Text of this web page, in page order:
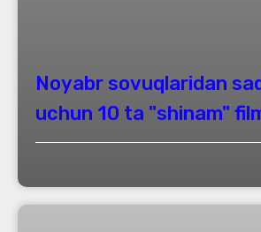
Noyabr sovuqlaridan
uchun 10 ta "shinam"